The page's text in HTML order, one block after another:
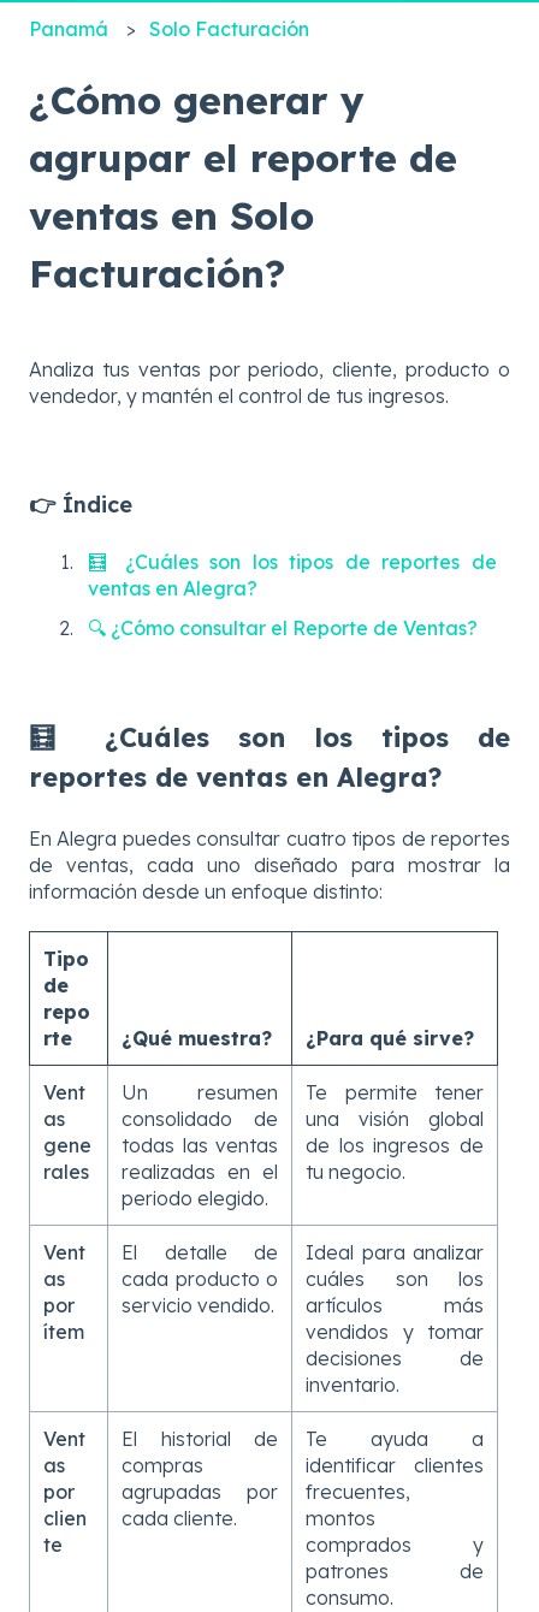
Panamá Solo Facturación
¿Cómo generar y
agrupar el reporte de
ventas en Solo
Facturación?
Analiza tus ventas por periodo, cliente, producto o
vendedor, y mantén el control de tus ingresos.
👉 Índice
🧮 ¿Cuáles son los tipos de reportes de
ventas en Alegra?
🔍 ¿Cómo consultar el Reporte de Ventas?
🧮 ¿Cuáles son los tipos de
reportes de ventas en Alegra?
En Alegra puedes consultar cuatro tipos de reportes
de ventas, cada uno diseñado para mostrar la
información desde un enfoque distinto:
Tipo
de
repo
rte
¿Qué muestra? ¿Para qué sirve?
Vent
as
gene
rales
Un resumen
consolidado de
todas las ventas
realizadas en el
periodo elegido.
Te permite tener
una visión global
de los ingresos de
tu negocio.
Vent
as
por
ítem
El detalle de
cada producto o
servicio vendido.
Ideal para analizar
cuáles son los
artículos más
vendidos y tomar
decisiones de
inventario.
Vent
as
por
clien
te
El historial de
compras
agrupadas por
cada cliente.
Te ayuda a
identificar clientes
frecuentes,
montos
comprados y
patrones de
consumo.